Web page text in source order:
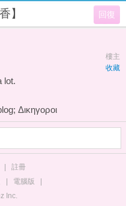
回復
】
樓主
收藏
lot.
Δικηγοροι
註冊
電腦版
Inc.